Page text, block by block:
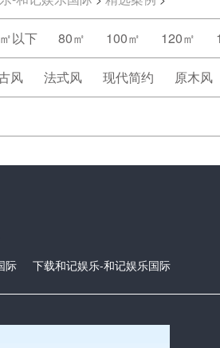
以下 80㎡ 100㎡ 120㎡
风 法式风 现代简约 原木风
际
下载和记娱乐-和记娱乐国际